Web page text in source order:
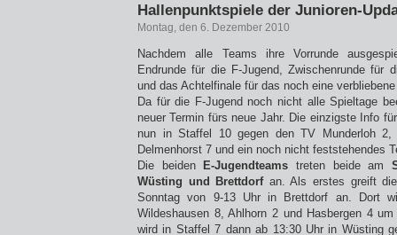
Hallenpunktspiele der Junioren-
Montag, den 6. Dezember 2010
Nachdem alle Teams ihre Vorrunde
Endrunde für die F-Jugend, Zwischenrunde für
und das Achtelfinale für das noch eine
Da für die F-Jugend noch nicht alle Spieltage
neuer Termin fürs neue Jahr. Die einzigste Info
nun in Staffel 10 gegen den TV Munderloh 2,
Delmenhorst 7 und ein noch nicht feststehendes
Die beiden
E-Jugendteamstreten beide am
Wüsting und Brettdorf an. Als erstes greift
Sonntag von 9-13 Uhr in Brettdorf an. Dort
Wildeshausen 8, Ahlhorn 2 und Hasbergen 4
wird in Staffel 7 dann ab 13:30 Uhr in Wüsting